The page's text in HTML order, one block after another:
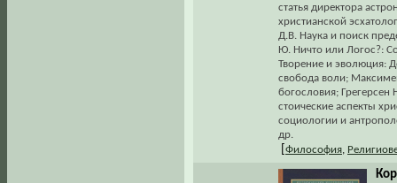
статья директора
христианской
Д.В. Наука и поиск
Ю. Ничто или Логос?:
Творение и эволюция:
свобода воли;
богословия; Грегерсен
стоические аспекты
социологии и
др.
Философия,